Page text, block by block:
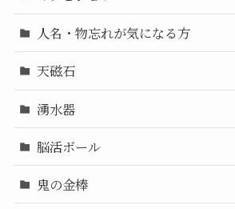
人名・物忘れが気になる方
天磁石
湧水器
脳活ボール
鬼の金棒